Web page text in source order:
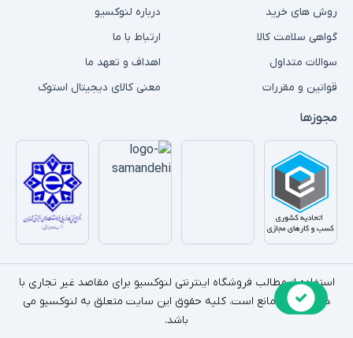
روش های خرید
گواهی سلامت کالا
سوالات متداول
قوانین و مقررات
درباره لنوکسیو
ارتباط با ما
اهداف و تعهد ما
معنی کالای دیجیتال استوک
مجوزها
استفاده از مطالب فروشگاه اینترنتی لنوکسیو برای مقاصد غیر تجاری با
ذکر منبع بلامانع است. کلیه حقوق این سایت متعلق به لنوکسیو می
باشد.